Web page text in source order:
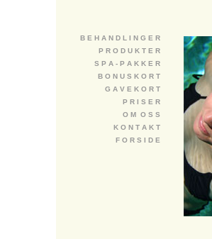
B E H A N D L I N G E R
P R O D U K T E R
S P A - P A K K E R
B O N U S K O R T
G A V E K O R T
P R I S E R
O M O S S
K O N T A K T
F O R S I D E